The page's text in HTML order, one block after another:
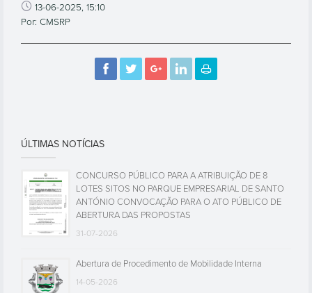
13-06-2025, 15:10
Por: CMSRP
ÚLTIMAS NOTÍCIAS
CONCURSO PÚBLICO PARA A ATRIBUIÇÃO DE 8
LOTES SITOS NO PARQUE EMPRESARIAL DE SANTO
ANTÓNIO CONVOCAÇÃO PARA O ATO PÚBLICO DE
ABERTURA DAS PROPOSTAS
31-07-2026
Abertura de Procedimento de Mobilidade Interna
14-05-2026